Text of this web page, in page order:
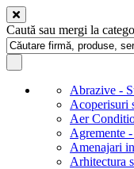
Caută sau mergi la
Abrazive -
Acoperisuri
Aer
Agremente
Amenajari
Arhitectura